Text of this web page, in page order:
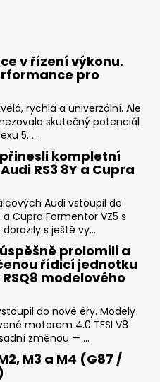
v řízení výkonu.
pro
rychlá a univerzální. Ale
skutečný potenciál
5. ...
kompletní
RS3 8Y a Cupra
Audi vstoupil do
a Cupra Formentor VZ5 s
dorazily s ještě vy...
prolomili a
řídicí jednotku
RSQ8 modelového
do nové éry. Modely
motorem 4.0 TFSI V8
změnou — ...
M3 a M4 (G87 /